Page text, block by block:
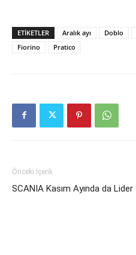
ETIKETLER Aralık ayı Doblo
Fiorino
Pratico
Önceki İçerik
SCANIA Kasım Ayında da Lider